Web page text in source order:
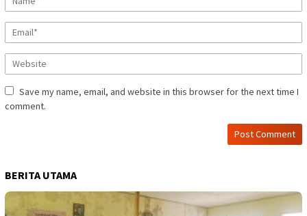
Save my name, email, and website in this browser for the next time I
comment.
BERITA UTAMA